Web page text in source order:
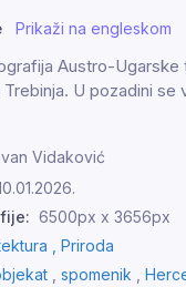
Prikaži na engleskom
Austro-Ugarske
U pozadini se
Vidaković
6500px x 3656px
, Priroda
, spomenik ,